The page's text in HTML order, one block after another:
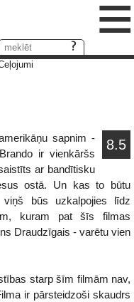
≡
8.5
sapnim -
ir vienkāršs
ar bandītisku
ostā. Un kas to būtu
būs uzkalpojies līdz
kuram pat šīs filmas
Draudzīgais - varētu vien
starp šīm filmām nav,
ir pārsteidzoši skaudrs